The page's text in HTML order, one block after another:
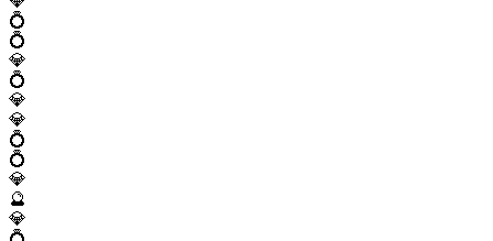
💍
💍
💎
💍
💎
💎
💍
💍
💎
🔮
💎